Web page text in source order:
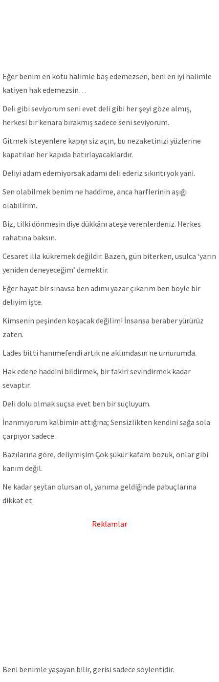
Eğer benim en kötü halimle baş edemezsen, beni en iyi halimle
katiyen hak edemezsin…
Deli gibi seviyorum seni evet deli gibi her şeyi göze almış,
herkesi bir kenara bırakmış sadece seni seviyorum.
Gitmek isteyenlere kapıyı siz açın, bu nezaketinizi yüzlerine
kapatılan her kapıda hatırlayacaklardır.
Deliyi adam edemiyorsak adamı deli ederiz sıkıntı yok yani.
Sen olabilmek benim ne haddime, anca harflerinin aşığı
olabilirim.
Biz, tilki dönmesin diye dükkânı ateşe verenlerdeniz. Herkes
rahatına baksın.
Cesaret illa kükremek değildir. Bazen, gün biterken, usulca ‘yarın
yeniden deneyeceğim’ demektir.
Eğer hayat bir sınavsa ben adımı yazar çıkarım ben böyle bir
deliyim işte.
Kimsenin peşinden koşacak değilim! İnsansa beraber yürürüz
zaten.
Lades bitti hanımefendi artık ne aklımdasın ne umurumda.
Hak edene haddini bildirmek, bir fakiri sevindirmek kadar
sevaptır.
Deli dolu olmak suçsa evet ben bir suçluyum.
İnanmıyorum kalbimin attığına; Sensizlikten kendini sağa sola
çarpıyor sadece.
Bazılarına göre, deliymişim Çok şükür kafam bozuk, onlar gibi
kanım değil.
Ne kadar şeytan olursan ol, yanıma geldiğinde pabuçlarına
dikkat et.
Reklamlar
Beni benimle yaşayan bilir, gerisi sadece söylentidir.